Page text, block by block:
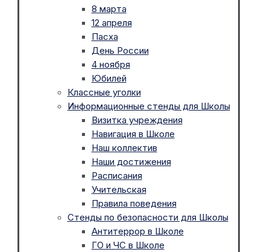
8 марта
12 апреля
Пасха
День России
4 ноября
Юбилей
Классные уголки
Информационные стенды для Школы
Визитка учреждения
Навигация в Школе
Наш коллектив
Наши достижения
Расписания
Учительская
Правила поведения
Стенды по безопасности для Школы
Антитеррор в Школе
ГО и ЧС в Школе